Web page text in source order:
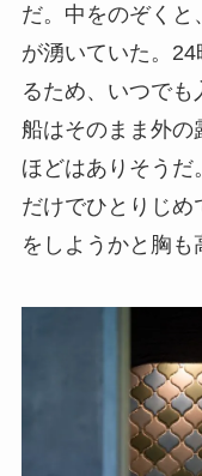
だ。中をのぞくと
が湧いていた。
るため、いつで
船はそのまま外の
ほどはありそうだ
だけでひとりじ
をしようかと胸も